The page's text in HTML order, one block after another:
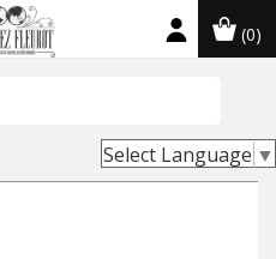
(0)
Select Language ▼